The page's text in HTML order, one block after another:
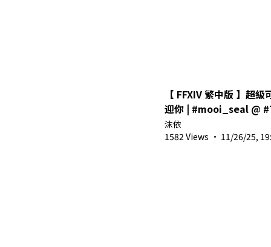
【 FFXIV 繁中版 】超
迎你 | #mooi_seal @
#vtuber #shorts #馬
沫依
1582 Views · 11/26/25,